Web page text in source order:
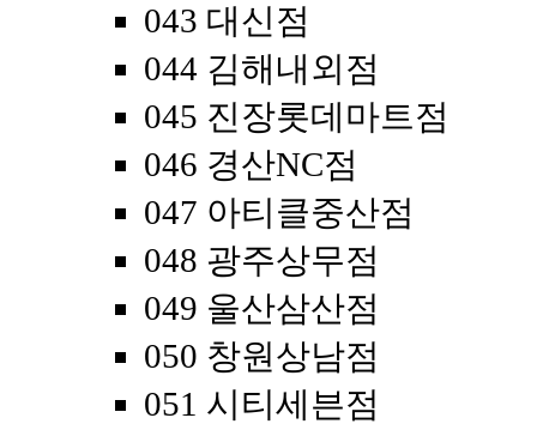
043 대신점
044 김해내외점
045 진장롯데마트점
046 경산NC점
047 아티클중산점
048 광주상무점
049 울산삼산점
050 창원상남점
051 시티세븐점